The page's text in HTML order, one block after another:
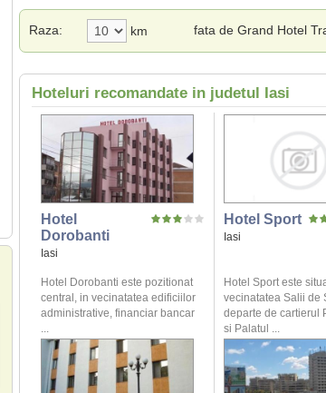
Raza: km fata de Grand Hotel
Hoteluri recomandate in judetul Iasi
Hotel
Dorobanti
Iasi
Hotel Dorobanti este pozitionat
central, in vecinatatea edificiilor
administrative, financiar bancar
...
Hotel Sport
Iasi
Hotel Sport este
vecinatatea Salii de
departe de cartierul
si Palatul ...